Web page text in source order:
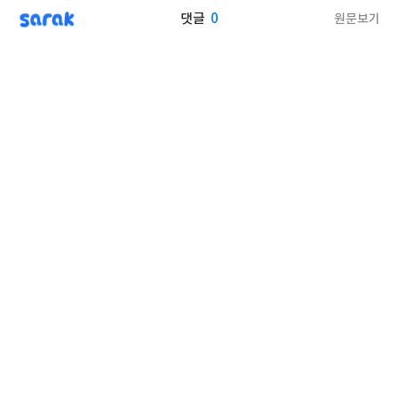
sarak 댓글 0 원문보기